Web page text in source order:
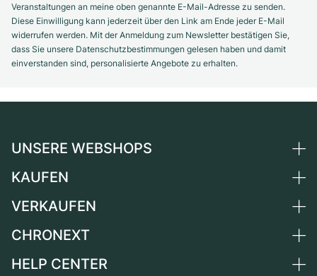
Veranstaltungen an meine oben genannte E-Mail-Adresse zu senden.
Diese Einwilligung kann jederzeit über den Link am Ende jeder E-Mail
widerrufen werden. Mit der Anmeldung zum Newsletter bestätigen Sie,
dass Sie unsere Datenschutzbestimmungen gelesen haben und damit
einverstanden sind, personalisierte Angebote zu erhalten.
UNSERE WEBSHOPS
Deutschland
Schweiz
Frankreich
KAUFEN
Alle Luxusuhren
Independent Brands
VERKAUFEN
Uhr verkaufen
CHRONEXT
Über uns
HELP CENTER